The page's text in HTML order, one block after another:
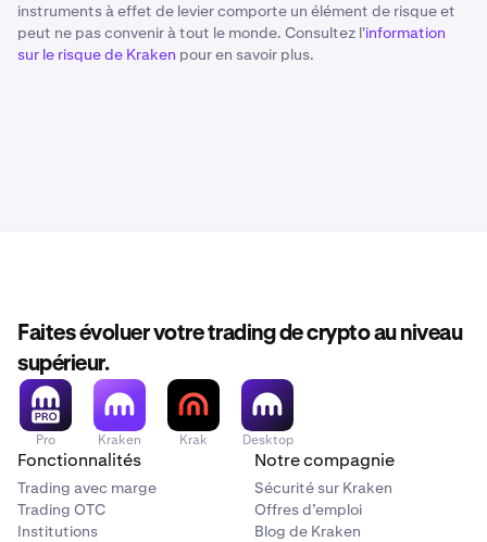
instruments à effet de levier comporte un élément de risque et
peut ne pas convenir à tout le monde. Consultez l'information
sur le risque de Kraken pour en savoir plus.
Faites évoluer votre trading de crypto au niveau
supérieur.
Pro Kraken Krak Desktop
Fonctionnalités
Trading avec marge
Trading OTC
Institutions
Notre compagnie
Sécurité sur Kraken
Offres d’emploi
Blog de Kraken